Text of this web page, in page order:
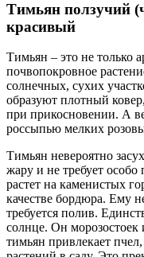
Тимьян ползучий
красивый
Тимьян – это не только
почвопокровное
солнечных, сухих
образуют плотный
при прикосновении. А
россыпью мелких
Тимьян невероятно
жару и не требует
растет на каменистых
качестве бордюра. Ему
требуется полив.
солнце. Он морозостоек
тимьян привлекает